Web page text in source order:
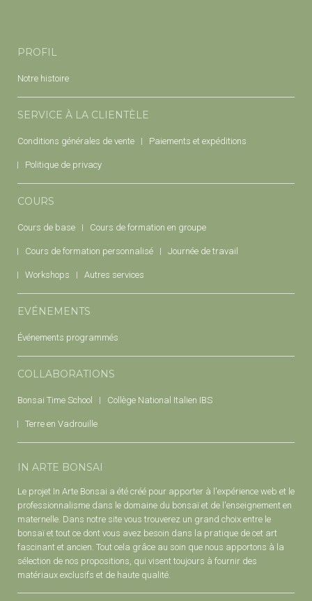
PROFIL
Notre histoire
SERVICE À LA CLIENTÈLE
Conditions générales de vente Paiements et expéditions
Politique de privacy
COURS
Cours de base Cours de formation en groupe
Cours de formation personnalisé Journée de travail
Workshops Autres services
EVÉNEMENTS
Événements programmés
COLLABORATIONS
Bonsai Time School Collège National Italien IBS
Terre en Vadrouille
IN ARTE BONSAI
Le projet In Arte Bonsai a été créé pour apporter à l'expérience web et le
professionnalisme dans le domaine du bonsaï et de l'enseignement en
maternelle. Dans notre site vous trouverez un grand choix entre le
bonsaï et tout ce dont vous avez besoin dans la pratique de cet art
fascinant et ancien. Tout cela grâce au soin que nous apportons à la
sélection de nos propositions, qui visent toujours à fournir des
matériaux exclusifs et de haute qualité.